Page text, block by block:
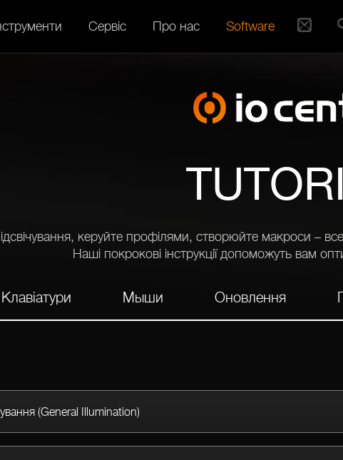
Сервіс Про нас Software
керуйте профілями, створюйте макроси –
Наші покрокові інструкції допоможуть вам
Клавіатури Мыши Оновлення
(General Illumination)